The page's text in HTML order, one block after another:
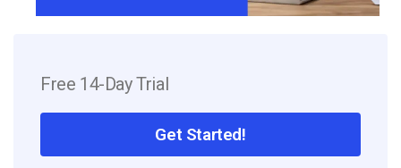
Free 14-Day Trial
Get Started!